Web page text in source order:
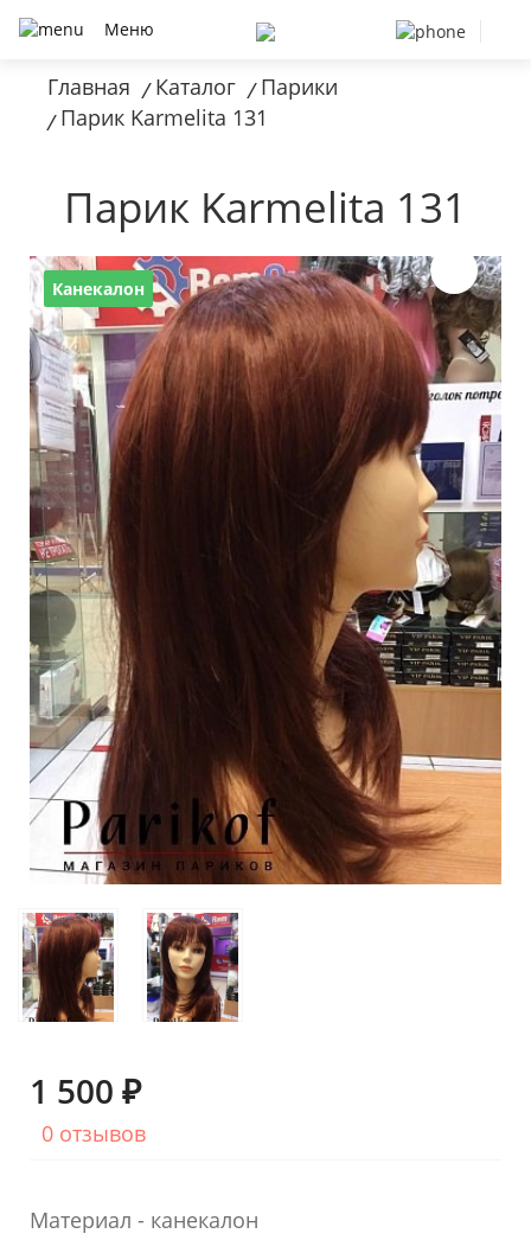
Меню
Главная / Каталог / Парики
/ Парик Karmelita 131
Парик Karmelita 131
Канекалон
1 500 ₽
0 отзывов
Материал - канекалон